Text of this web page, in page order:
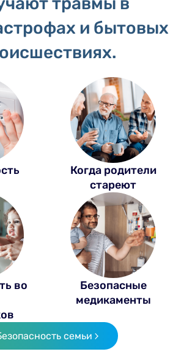
и бытовых
Когда родители
стареют
во
Безопасные
медикаменты
семьи